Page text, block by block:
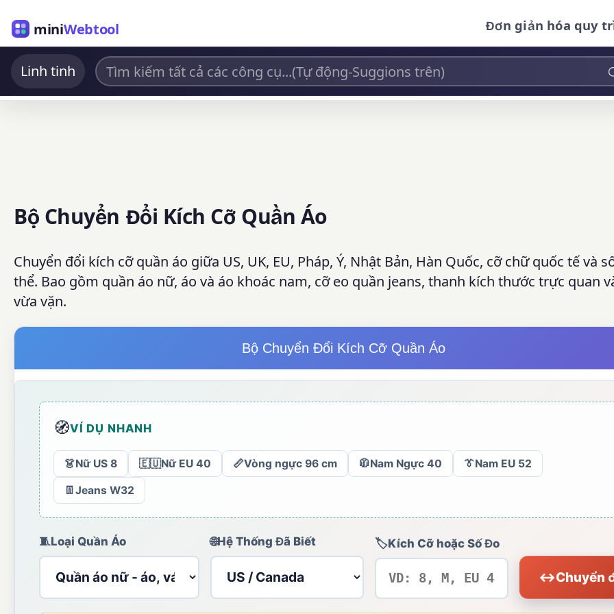
miniWebtool Đơn giản hóa quy
Linh tinh
Bộ Chuyển Đổi Kích Cỡ Quần Áo
Chuyển đổi kích cỡ quần áo giữa US, UK, EU, Pháp, Ý, Nhật Bản, Hàn Quốc, cỡ chữ quốc tế và
thể. Bao gồm quần áo nữ, áo và áo khoác nam, cỡ eo quần jeans, thanh kích thước trực quan
vừa vặn.
Bộ Chuyển Đổi Kích Cỡ Quần Áo
🧭VÍ DỤ NHANH
👗Nữ US 8 🇪🇺Nữ EU 40 📏Vòng ngực 96 cm 🧥Nam Ngực 40 👔Nam EU 52
👖Jeans W32
🧵Loại Quần Áo 🌐Hệ Thống Đã Biết 🏷️Kích Cỡ hoặc Số Đo
↔Chuyển